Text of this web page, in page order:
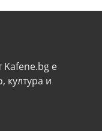
Kafene.bg e
култура и